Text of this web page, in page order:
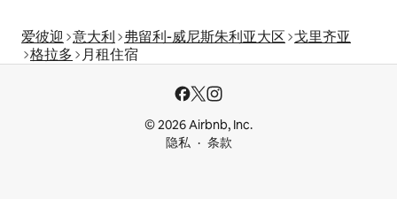
爱彼迎 意大利 弗留利-威尼斯朱利亚大区 戈里齐亚
格拉多
月租住宿
© 2026 Airbnb, Inc.
隐私
条款